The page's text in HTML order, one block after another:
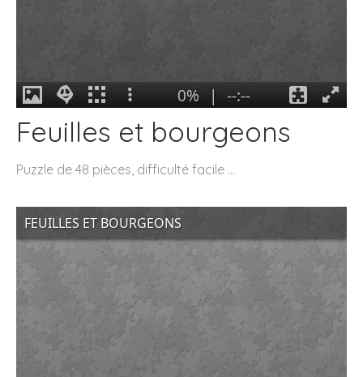
Feuilles et bourgeons
Puzzle de 48 pièces, difficulté facile …